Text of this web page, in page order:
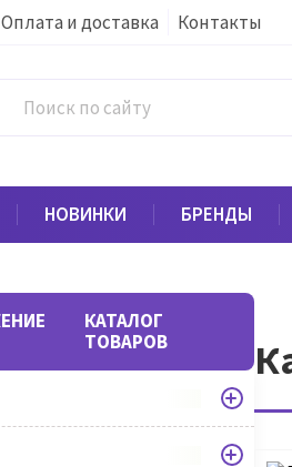
Оплата и доставка Контакты
НОВИНКИ БРЕНДЫ
КАТАЛОГ
ТОВАРОВ